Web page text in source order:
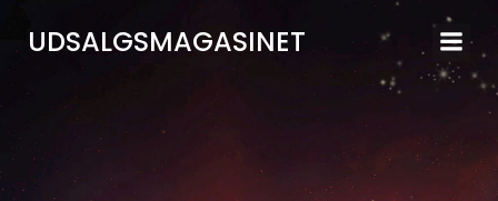
til
UDSALGSMAGASINET